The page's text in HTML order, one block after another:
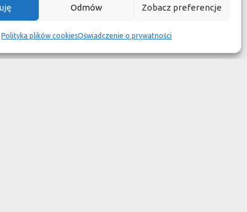
Odmów Zobacz preferencje
Polityka plików cookiesOświadczenie o prywatności
przetrwały wieki
jest dużo krótsza.
sztuki."